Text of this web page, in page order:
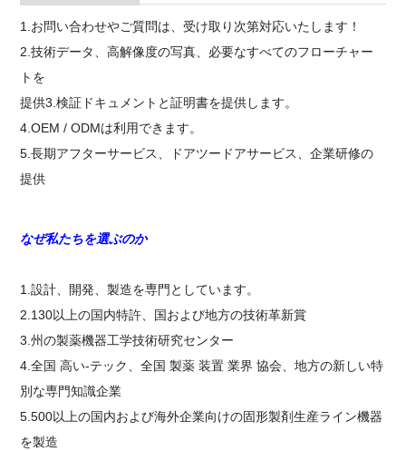
1.お問い合わせやご質問は、受け取り次第対応いたします！
2.技術データ、高解像度の写真、必要なすべてのフローチャー
トを
提供3.検証ドキュメントと証明書を提供します。
4.OEM / ODMは利用できます。
5.長期アフターサービス、ドアツードアサービス、企業研修の
提供
なぜ私たちを選ぶのか
1.設計、開発、製造を専門としています。
2.130以上の国内特許、国および地方の技術革新賞
3.州の製薬機器工学技術研究センター
4.全国 高い-テック、全国 製薬 装置 業界 協会、地方の新しい特
別な専門知識企業
5.500以上の国内および海外企業向けの固形製剤生産ライン機器
を製造